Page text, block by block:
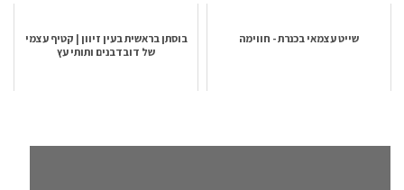
שייט עצמאי בכנרת - חווימה
בוסתן בראשית בעין זיוון | קטיף עצמי
של דובדבנים ותותי עץ